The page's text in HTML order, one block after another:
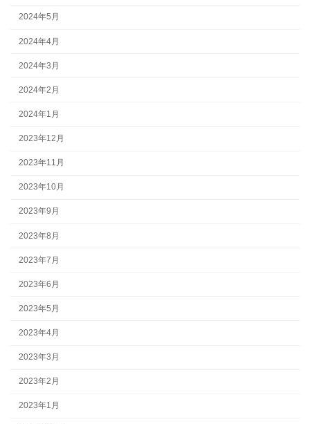
2024年5月
2024年4月
2024年3月
2024年2月
2024年1月
2023年12月
2023年11月
2023年10月
2023年9月
2023年8月
2023年7月
2023年6月
2023年5月
2023年4月
2023年3月
2023年2月
2023年1月